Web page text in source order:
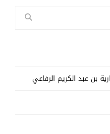
بن عبد الكريم الرفاعي